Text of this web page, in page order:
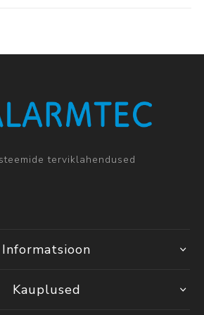
terviklahendused
Informatsioon
Kauplused